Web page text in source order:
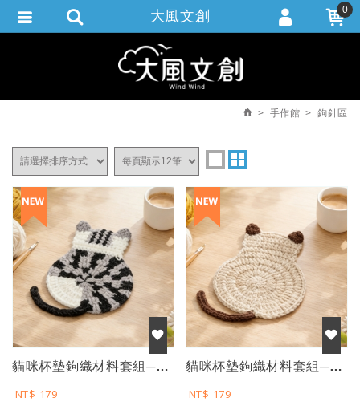
手作館 鉤針區
貓咪杯墊鉤織材料套組──歐利貓（含完整教學影片＋織圖）
NT$ 179
貓咪杯墊鉤織材料套組──奶茶貓（含完整教學影片＋織圖）
NT$ 179
大風文創 0
會員登入
會員註冊
追蹤清單
繁體中文